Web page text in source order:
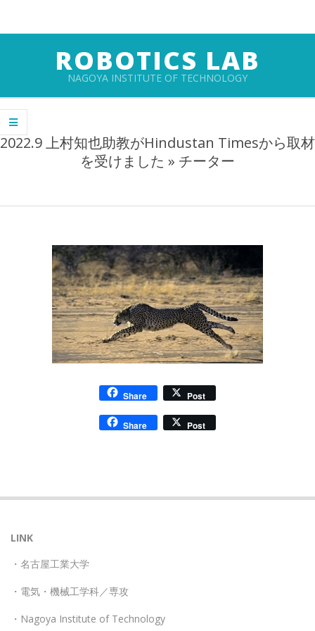
ROBOTICS LAB
NAGOYA INSTITUTE OF TECHNOLOGY
Primary
Navigation
Menu
2022.9 上村知也助教がHindustan Timesから取材
を受けました » チーター
Share Post
Share Post
09-
LINK
・名古屋工業大学
・電気・機械工学科／専攻
・Nagoya Institute of Technology